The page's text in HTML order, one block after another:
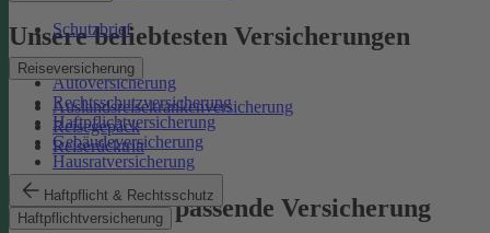
Schutzbrief
Reiseversicherung
Auslandsreisekrankenversicherung
Reisegepäck
Reiserücktritt
Haftpflicht & Rechtsschutz
Haftpflichtversicherung
Unsere beliebtesten Versicherungen
Autoversicherung
Rechtsschutzversicherung
Haftpflichtversicherung
Gebäudeversicherung
Hausratversicherung
Finden Sie die passende Versicherung